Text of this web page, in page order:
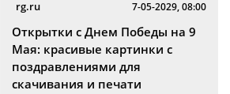
rg.ru 7-05-2029, 08:00
Открытки с Днем Победы на 9
Мая: красивые картинки с
поздравлениями для
скачивания и печати